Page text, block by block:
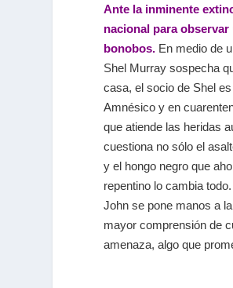
Ante la inminente
nacional para
bonobos. En medio de
Shel Murray sospecha
casa, el socio de Shel
Amnésico y en
que atiende las heridas
cuestiona no sólo el
y el hongo negro que
repentino lo cambia
John se pone manos a
mayor comprensión de
amenaza, algo que